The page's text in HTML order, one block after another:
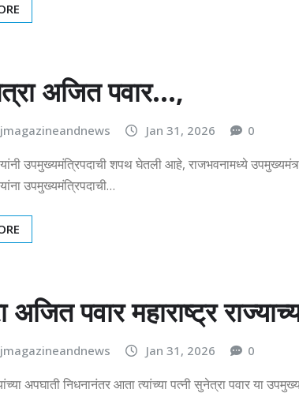
अजित पवार…,
Jan 31, 2026 0
उपमुख्यमंत्रिपदाची शपथ घेतली आहे, राजभवनामध्ये
उपमुख्यमंत्रिपदाची…
पवार महाराष्ट्र
Jan 31, 2026 0
अपघाती निधनानंतर आता त्यांच्या पत्नी सुनेत्रा पवार या